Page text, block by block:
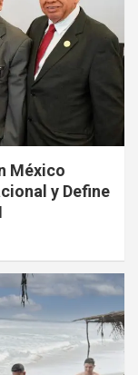
México
y Define